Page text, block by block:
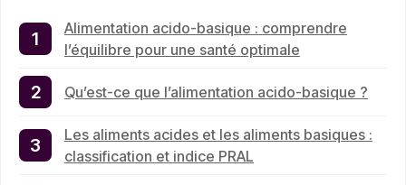
Alimentation acido-basique : comprendre
l’équilibre pour une santé optimale
Qu’est-ce que l’alimentation acido-basique ?
Les aliments acides et les aliments basiques :
classification et indice PRAL